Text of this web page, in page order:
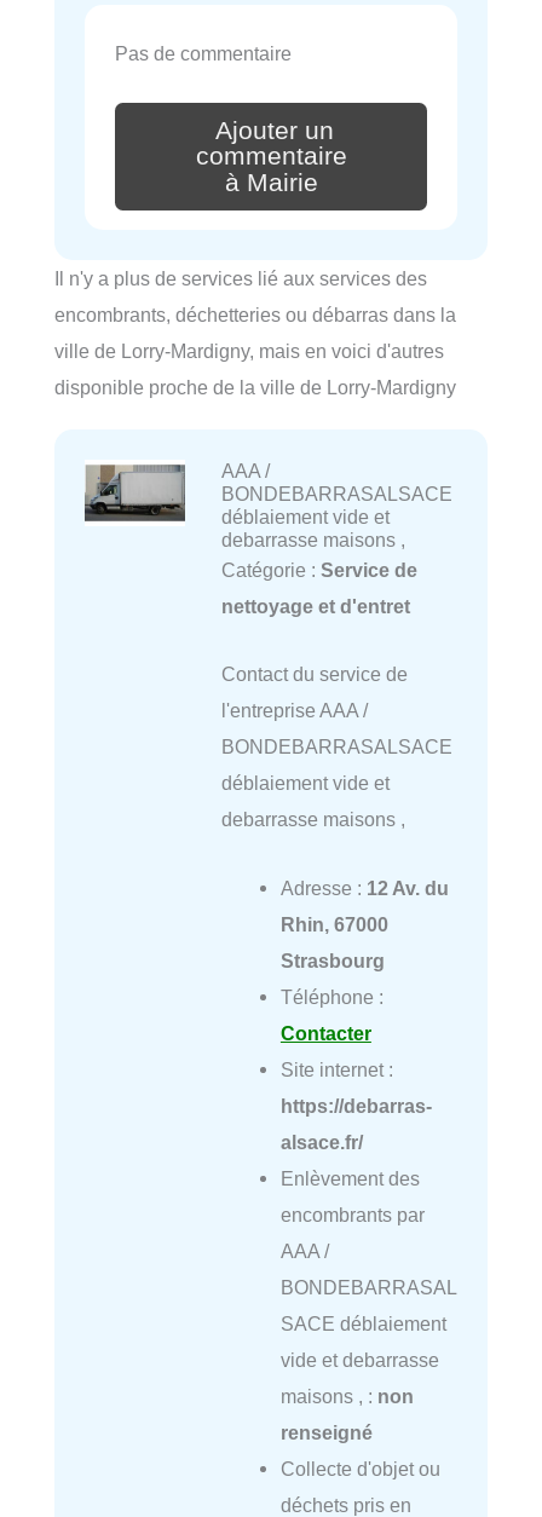
Pas de commentaire
Ajouter un
commentaire
à Mairie
Il n'y a plus de services lié aux services des
encombrants, déchetteries ou débarras dans la
ville de Lorry-Mardigny, mais en voici d'autres
disponible proche de la ville de Lorry-Mardigny
AAA /
BONDEBARRASALSACE
déblaiement vide et
debarrasse maisons ,
Catégorie : Service de
nettoyage et d'entret
Contact du service de
l'entreprise AAA /
BONDEBARRASALSACE
déblaiement vide et
debarrasse maisons ,
Adresse : 12 Av. du
Rhin, 67000
Strasbourg
Téléphone :
Contacter
Site internet :
https://debarras-
alsace.fr/
Enlèvement des
encombrants par
AAA /
BONDEBARRASAL
SACE déblaiement
vide et debarrasse
maisons , : non
renseigné
Collecte d'objet ou
déchets pris en